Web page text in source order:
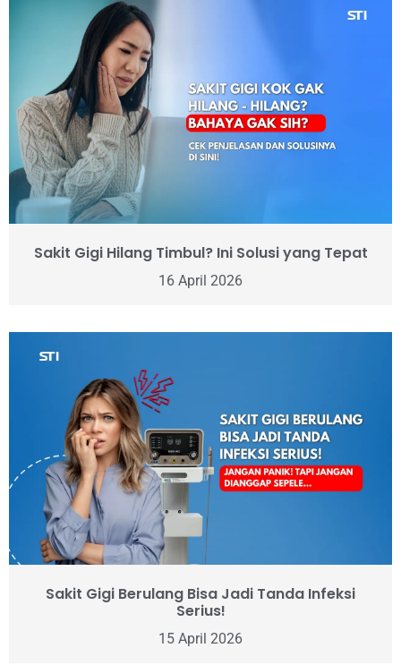
Sakit Gigi Hilang Timbul? Ini Solusi yang Tepat
16 April 2026
Sakit Gigi Berulang Bisa Jadi Tanda Infeksi
Serius!
15 April 2026